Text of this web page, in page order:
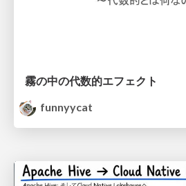
霧の中の代数的エフェクト
funnyycat